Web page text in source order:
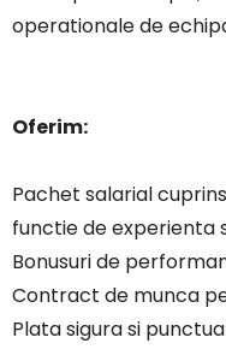
operationale de
Oferim:
Pachet salarial
functie de experienta
Bonusuri de
Contract de munca
Plata sigura si